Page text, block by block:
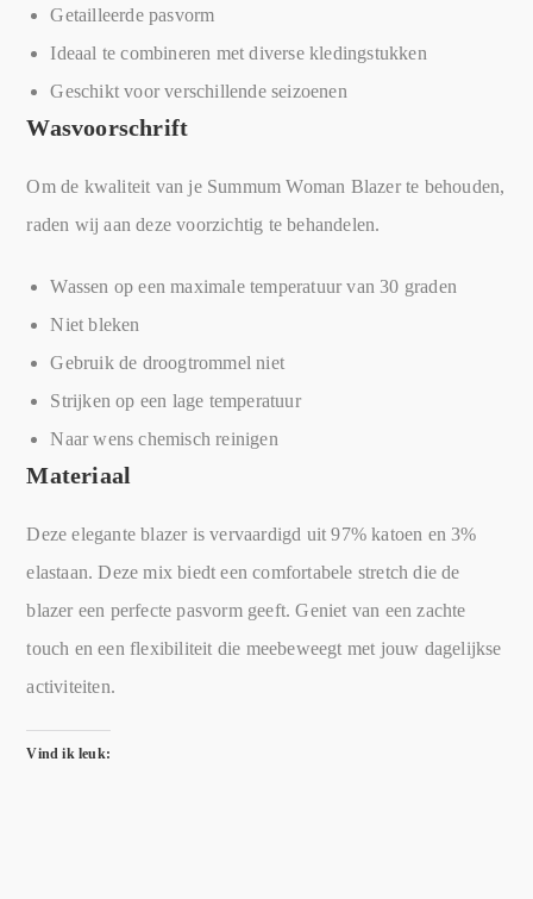
Getailleerde pasvorm
Ideaal te combineren met diverse kledingstukken
Geschikt voor verschillende seizoenen
Wasvoorschrift
Om de kwaliteit van je Summum Woman Blazer te behouden,
raden wij aan deze voorzichtig te behandelen.
Wassen op een maximale temperatuur van 30 graden
Niet bleken
Gebruik de droogtrommel niet
Strijken op een lage temperatuur
Naar wens chemisch reinigen
Materiaal
Deze elegante blazer is vervaardigd uit 97% katoen en 3%
elastaan. Deze mix biedt een comfortabele stretch die de
blazer een perfecte pasvorm geeft. Geniet van een zachte
touch en een flexibiliteit die meebeweegt met jouw dagelijkse
activiteiten.
Vind ik leuk: